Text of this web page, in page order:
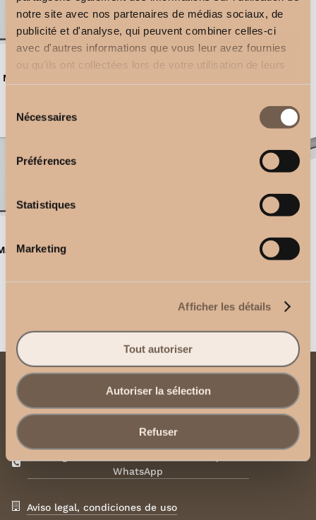
notre site avec nos partenaires de médias sociaux, de
publicité et d'analyse, qui peuvent combiner celles-ci
avec d'autres informations que vous leur avez fournies
ou qu'ils ont collectées lors de votre utilisation de leurs
consentement
Nécessaires
Préférences
Statistiques
Marketing
Afficher les détails
Tout autoriser
Autoriser la sélection
Refuser
Mando a distancia de 1 canal
Soporte de techo
a distancia de 3 canales
Soportes de techo
Contacto
WhatsApp
Aviso legal, condiciones de uso